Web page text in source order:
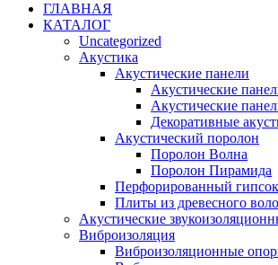
ГЛАВНАЯ
КАТАЛОГ
Uncategorized
Акустика
Акустические панели
Акустические
Акустические
Декоративные
Акустический поролон
Поролон Волна
Поролон Пирамида
Перфорированный
Плиты из древесного
Акустические
Виброизоляция
Виброизоляционные